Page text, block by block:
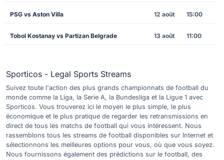
PSG vs Aston Villa 12 août 15:00
Tobol Kostanay vs Partizan Belgrade 13 août 11:00
Sporticos - Legal Sports Streams
Suivez toute l'action des plus grands championnats de football du
monde comme la Liga, la Serie A, la Bundesliga et la Ligue 1 avec
Sporticos. Vous trouverez ici le moyen le plus simple, le plus
économique et le plus pratique de regarder les retransmissions en
direct de tous les matchs de football qui vous intéressent. Nous
rassemblons tous les streams de football disponibles sur Internet et
sélectionnons les meilleures options pour vous, où que vous soyez.
Nous fournissons également des prédictions sur le football, des